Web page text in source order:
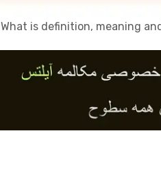
What is definition, meaning